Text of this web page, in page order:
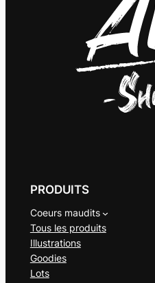
PRODUITS
Coeurs maudits
Tous les produits
Illustrations
Goodies
Lots